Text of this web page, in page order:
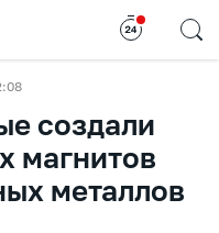
создали
магнитов
металлов